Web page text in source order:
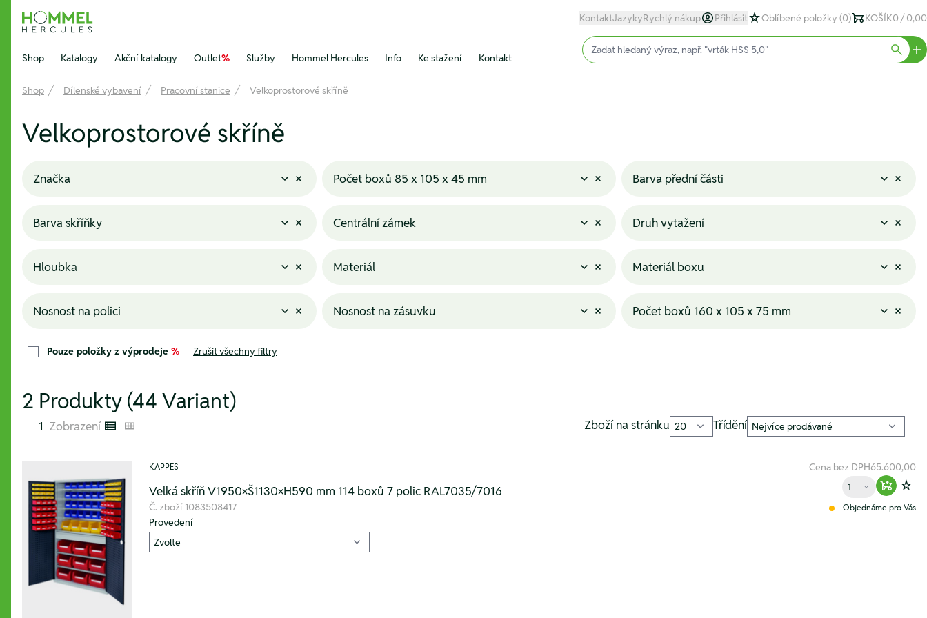
Hommel Hercules
KontaktJazykyRychlý nákup Přihlásit Oblíbené položky (0) KOŠÍK0 / 0,00
Shop Katalogy Akční katalogy Outlet% Služby Hommel Hercules Info Ke stažení Kontakt
Input (text)
Shop Dílenské vybavení Pracovní stanice Velkoprostorové skříně
Velkoprostorové skříně
Značka Počet boxů 85 x 105 x 45 mm Barva přední části
Barva skříňky Centrální zámek Druh vytažení
Hloubka Materiál Materiál boxu
Nosnost na polici Nosnost na zásuvku Počet boxů 160 x 105 x 75 mm
Pouze položky z výprodeje % Zrušit všechny filtry
2 Produkty (44 Variant)
1 Zobrazení Listenansicht
Kachelansicht Zboží na stránku Třídění
KAPPES
Velká skříň V1950×Š1130×H590 mm 114 boxů 7 polic RAL7035/7016
Č. zboží 1083508417
Provedení
Cena bez DPH65.600,00
Množství
Zur
Objednáme pro Vás